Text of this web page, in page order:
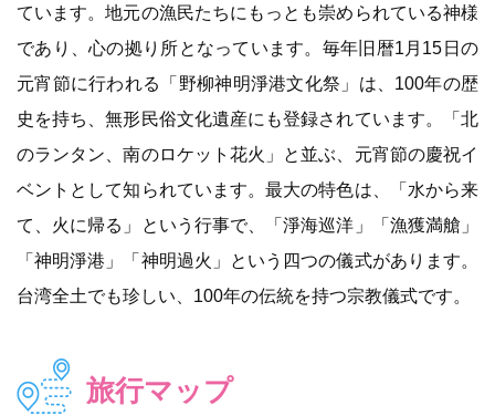
ています。地元の漁民たちにもっとも崇められている神様
であり、心の拠り所となっています。毎年旧暦1月15日の
元宵節に行われる「野柳神明淨港文化祭」は、100年の歴
史を持ち、無形民俗文化遺産にも登録されています。「北
のランタン、南のロケット花火」と並ぶ、元宵節の慶祝イ
ベントとして知られています。最大の特色は、「水から来
て、火に帰る」という行事で、「淨海巡洋」「漁獲満艙」
「神明淨港」「神明過火」という四つの儀式があります。
台湾全土でも珍しい、100年の伝統を持つ宗教儀式です。
旅行マップ